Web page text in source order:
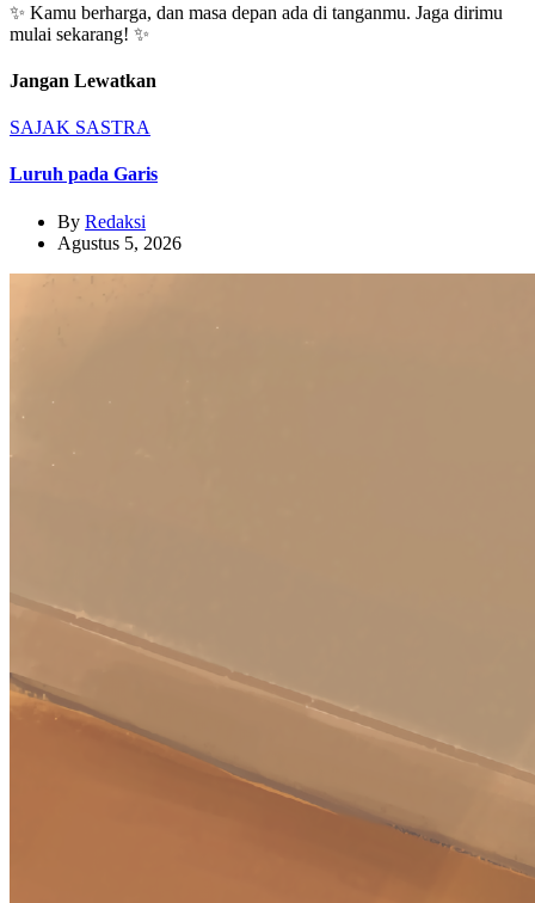
✨ Kamu berharga, dan masa depan ada di tanganmu. Jaga dirimu
mulai sekarang! ✨
Jangan Lewatkan
SAJAK SASTRA
Luruh pada Garis
By Redaksi
Agustus 5, 2026